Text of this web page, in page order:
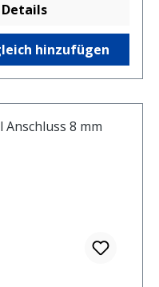
Details
hinzufügen